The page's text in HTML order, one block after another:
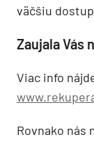
väčšiu
Zaujala Vás
Viac info
Rovnako nás